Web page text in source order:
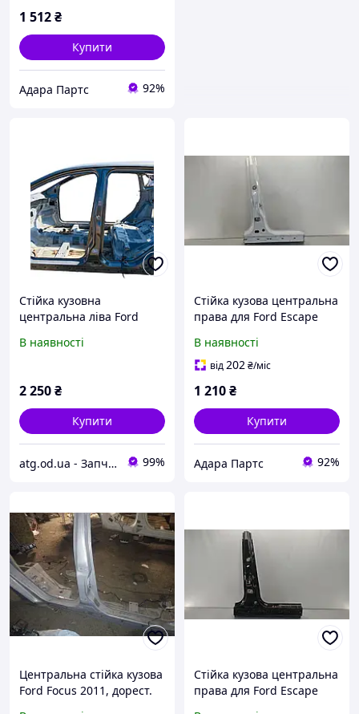
1 512₴
Купити
Адара Партс 92%
Стійка кузовна
центральна ліва Ford
оригінал CJ5Z-7824301-A
В наявності
2 250₴
Купити
atg.od.ua - Запчастини на амереканські авто 99%
Стійка кузова центральна
права для Ford Escape
(CJ5Z7824300A)
В наявності
від202₴/міс
1 210₴
Купити
Адара Партс 92%
Центральна стійка кузова
Ford Focus 2011, дорест.
Стійка кузова центральна
права для Ford Escape